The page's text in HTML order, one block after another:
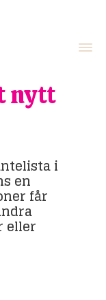
nytt
i
en
får
eller